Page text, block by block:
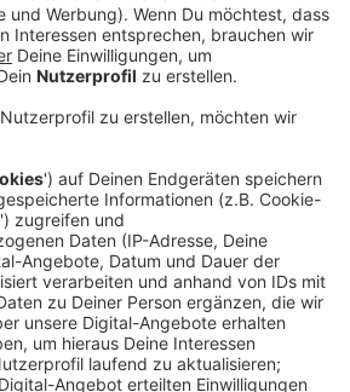
für die Verkehrsunternehmen
sagte uns der
Sieg VRS.
10.07.2024 07:38
würden durch das Ticket
als sie tatsächlich an
Straße und Schiene anbieten
Klein vom VRS auf Nachfrage
Sieg.